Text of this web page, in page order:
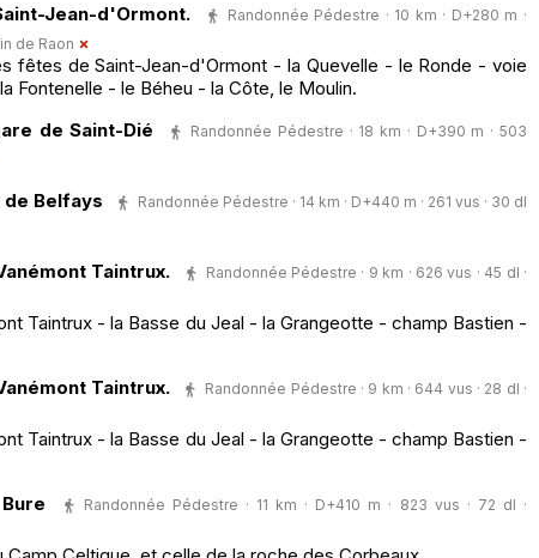
Jean-d'Ormont.
Randonnée Pédestre · 10 km · D+280 m ·
de Raon
fêtes de Saint-Jean-d'Ormont - la Quevelle - le Ronde - voie
Fontenelle - le Béheu - la Côte, le Moulin.
de Saint-Dié
Randonnée Pédestre · 18 km · D+390 m · 503
Belfays
Randonnée Pédestre · 14 km · D+440 m · 261 vus · 30 dl
Taintrux.
Randonnée Pédestre · 9 km · 626 vus · 45 dl ·
Taintrux - la Basse du Jeal - la Grangeotte - champ Bastien -
Taintrux.
Randonnée Pédestre · 9 km · 644 vus · 28 dl ·
Taintrux - la Basse du Jeal - la Grangeotte - champ Bastien -
Randonnée Pédestre · 11 km · D+410 m · 823 vus · 72 dl ·